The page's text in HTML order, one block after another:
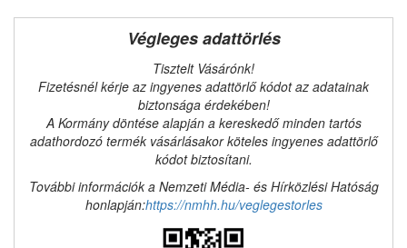
Végleges adattörlés
Tisztelt Vásárónk!
Fizetésnél kérje az ingyenes adattörlő kódot az adatainak
biztonsága érdekében!
A Kormány döntése alapján a kereskedő minden tartós
adathordozó termék vásárlásakor köteles ingyenes adattörlő
kódot biztosítani.
További információk a Nemzeti Média- és Hírközlési Hatóság
honlapján:https://nmhh.hu/veglegestorles